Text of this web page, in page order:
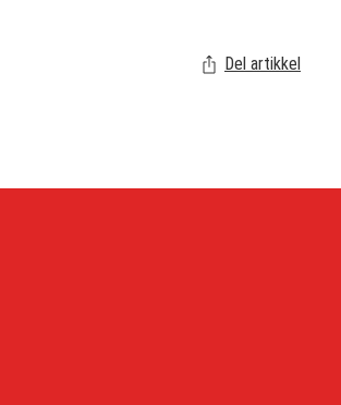
Del artikkel